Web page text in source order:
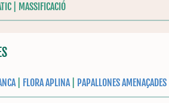
| MASSIFICACIÓ
| FLORA APLINA| PAPALLONES AMENAÇADES